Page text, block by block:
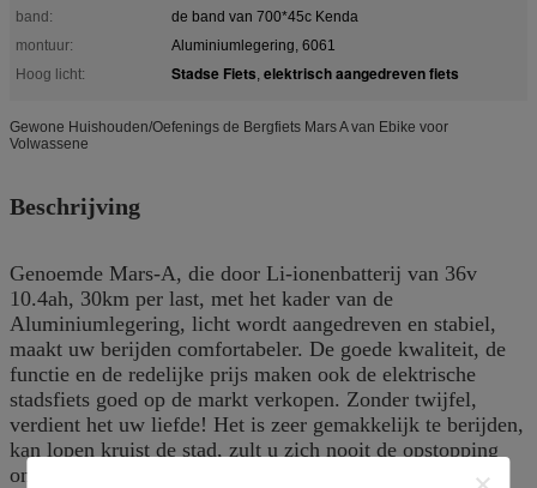
band:
de band van 700*45c Kenda
montuur:
Aluminiumlegering, 6061
Hoog licht:
Stadse Fiets, elektrisch aangedreven fiets
Gewone Huishouden/Oefenings de Bergfiets Mars A van Ebike voor
Volwassene
Beschrijving
Genoemde Mars-A, die door Li-ionenbatterij van 36v
10.4ah, 30km per last, met het kader van de
Aluminiumlegering, licht wordt aangedreven en stabiel,
maakt uw berijden comfortabeler. De goede kwaliteit, de
functie en de redelijke prijs maken ook de elektrische
stadsfiets goed op de markt verkopen. Zonder twijfel,
verdient het uw liefde! Het is zeer gemakkelijk te berijden,
kan lopen kruist de stad, zult u zich nooit de opstopping
ongerust maken. Wij hebben steekproeven op onze